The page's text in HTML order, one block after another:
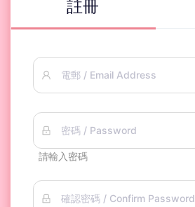
註冊
電郵 / Email Address
密碼 / Password
請輸入密碼
確認密碼 / Confirm Password